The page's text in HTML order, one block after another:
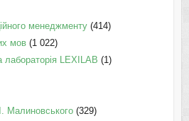
менеджменту(414)
мов(1 022)
лабораторія LEXILAB (1)
Малиновського(329)